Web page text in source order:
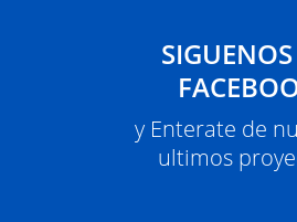
y Enterate de
ultimos